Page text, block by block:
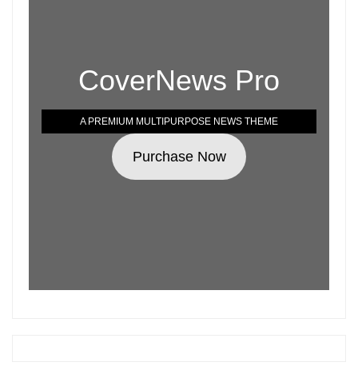
CoverNews Pro
A PREMIUM MULTIPURPOSE NEWS THEME
Purchase Now